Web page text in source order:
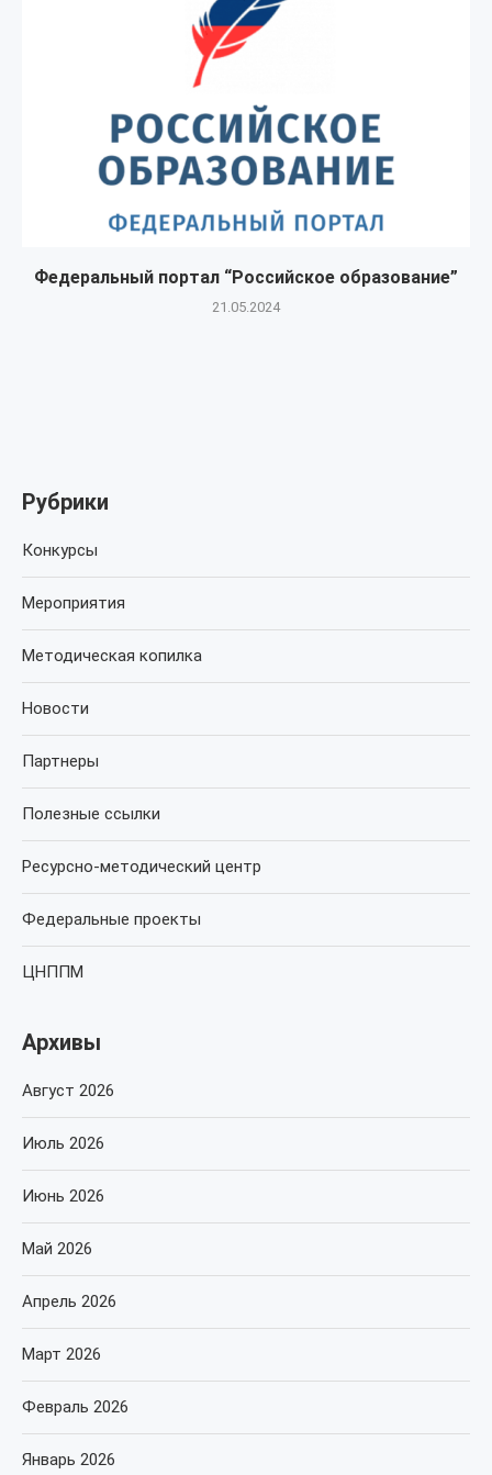
Федеральный портал “Российское образование”
21.05.2024
Рубрики
Конкурсы
Мероприятия
Методическая копилка
Новости
Партнеры
Полезные ссылки
Ресурсно-методический центр
Федеральные проекты
ЦНППМ
Архивы
Август 2026
Июль 2026
Июнь 2026
Май 2026
Апрель 2026
Март 2026
Февраль 2026
Январь 2026